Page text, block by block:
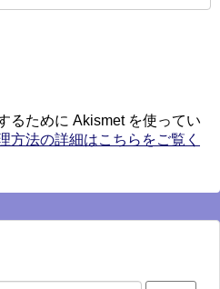
るために Akismet を使ってい
方法の詳細はこちらをご覧く